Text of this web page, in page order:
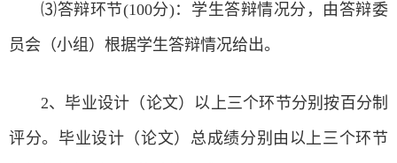
⑶答辩环节(100分)：学生答辩情况分，由答辩委
员会（小组）根据学生答辩情况给出。
2、毕业设计（论文）以上三个环节分别按百分制
评分。毕业设计（论文）总成绩分别由以上三个环节